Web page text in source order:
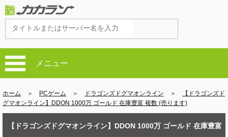
メニュー
ホーム ＞ PCゲーム ＞ ドラゴンズドグマオンライン ＞
【ドラゴンズド
グマオンライン】DDON 1000万 ゴールド 在庫豊富 複数 (売ります)
【ドラゴンズドグマオンライン】DDON 1000万 ゴールド 在庫豊富